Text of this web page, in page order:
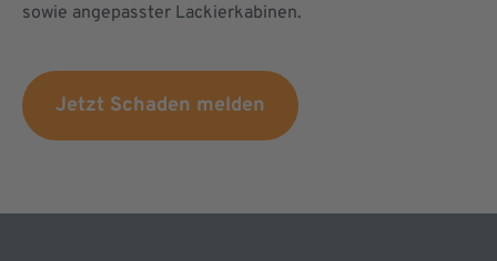
sowie angepasster Lackierkabinen.
Jetzt Schaden melden